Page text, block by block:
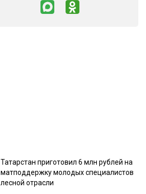
Татарстан приготовил 6 млн рублей на
матподдержку молодых специалистов
лесной отрасли